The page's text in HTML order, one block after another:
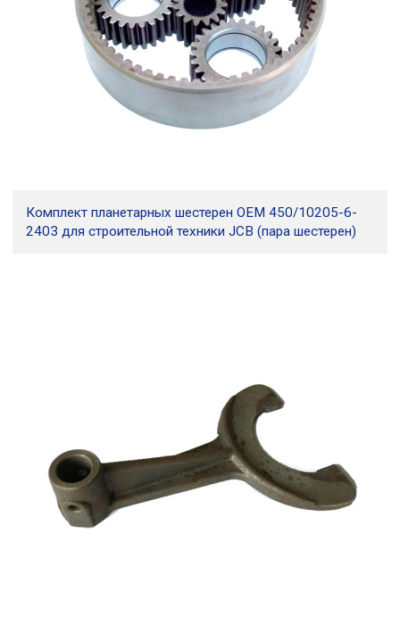
Комплект планетарных шестерен OEM 450/10205-6-
2403 для строительной техники JCB (пара шестерен)